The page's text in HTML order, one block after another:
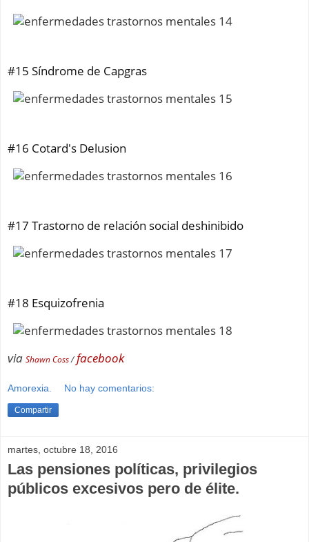
#15 Síndrome de Capgras
#16 Cotard's Delusion
#17 Trastorno de relación social deshinibido
#18 Esquizofrenia
via Shawn Coss/ facebook
Amorexia. No hay comentarios:
Compartir
martes, octubre 18, 2016
Las pensiones políticas, privilegios
públicos excesivos pero de élite.